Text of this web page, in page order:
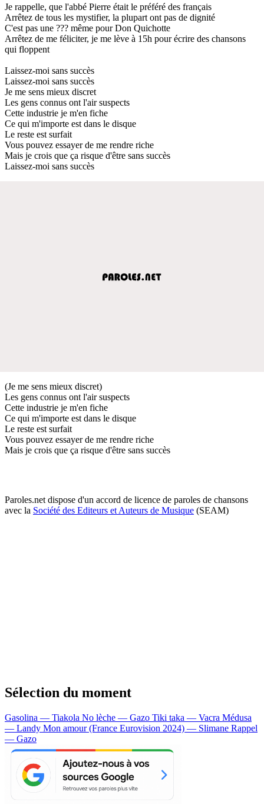
Je rappelle, que l'abbé Pierre était le préféré des français
Arrêtez de tous les mystifier, la plupart ont pas de dignité
C'est pas une ??? même pour Don Quichotte
Arrêtez de me féliciter, je me lève à 15h pour écrire des chansons
qui floppent
Laissez-moi sans succès
Laissez-moi sans succès
Je me sens mieux discret
Les gens connus ont l'air suspects
Cette industrie je m'en fiche
Ce qui m'importe est dans le disque
Le reste est surfait
Vous pouvez essayer de me rendre riche
Mais je crois que ça risque d'être sans succès
Laissez-moi sans succès
(Je me sens mieux discret)
Les gens connus ont l'air suspects
Cette industrie je m'en fiche
Ce qui m'importe est dans le disque
Le reste est surfait
Vous pouvez essayer de me rendre riche
Mais je crois que ça risque d'être sans succès
Paroles.net dispose d'un accord de licence de paroles de chansons
avec la Société des Editeurs et Auteurs de Musique (SEAM)
Sélection du moment
Gasolina — Tiakola No lèche — Gazo Tiki taka — Vacra Médusa
— Landy Mon amour (France Eurovision 2024) — Slimane Rappel
— Gazo